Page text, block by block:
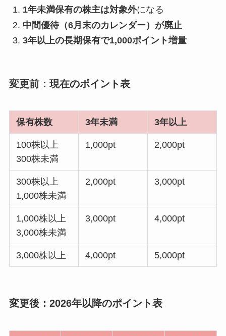
1年未満保有の株主は対象外になる
中間優待（6月末のカレンダー）が廃止
3年以上の長期保有で1,000ポイント増量
変更前：現在のポイント表
保有株数 3年未満 3年以上
100株以上
300株未満
1,000pt 2,000pt
300株以上
1,000株未満
2,000pt 3,000pt
1,000株以上
3,000株未満
3,000pt 4,000pt
3,000株以上 4,000pt 5,000pt
変更後：2026年以降のポイント表